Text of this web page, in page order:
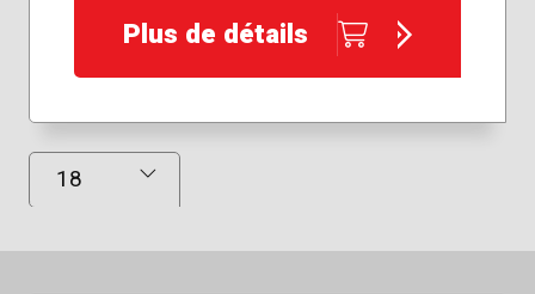
Plus de détails
Résultats affichés